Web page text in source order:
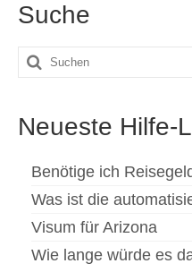
Suche
Suche
Neueste Hilfe-
Benötige ich
Was ist die
Visum für Arizona
Wie lange würde es